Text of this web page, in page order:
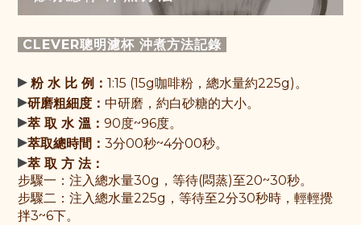
CLEVER聰明濾杯 沖煮方法記錄
▸ 粉 水 比 例： 1:15 (15g咖啡粉，總水量約225g)。
▸研磨粗細度： 中研磨，約白砂糖的大小。
▸萃 取 水 溫： 90度~96度。
▸萃取總時間： 3分00秒~4分00秒。
▸萃 取 方 法：
步驟一： 注入總水量30g，等待(悶蒸)至20~30秒。
步驟二：注入總水量225g， 等待至2分30秒時，輕輕攪
拌3~6下。